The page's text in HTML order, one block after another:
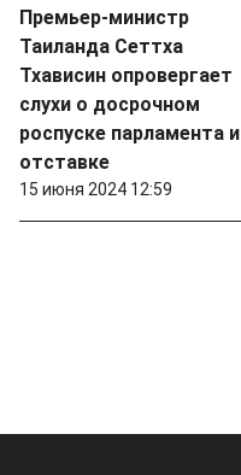
Премьер-министр
Таиланда Сеттха
Тхависин опровергает
слухи о досрочном
роспуске парламента и
отставке
15 июня 2024 12:59